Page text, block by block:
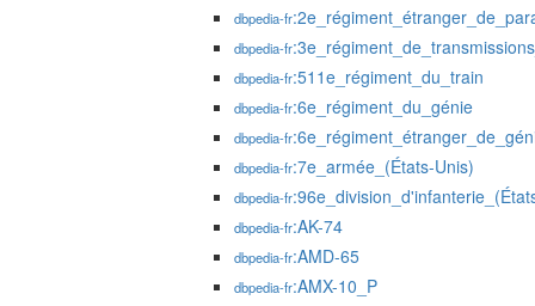
dbpedia-fr
dbpedia-fr
dbpedia-fr:511e_régiment_du_train
dbpedia-fr:6e_régiment_du_génie
dbpedia-fr
dbpedia-fr:7e_armée_(États-Unis)
dbpedia-fr
dbpedia-fr:AK-74
dbpedia-fr:AMD-65
dbpedia-fr:AMX-10_P